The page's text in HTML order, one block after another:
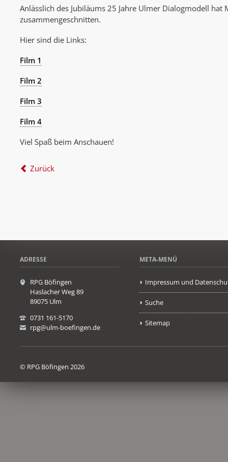
Anlässlich des Jubiläums 25 Jahre Ulmer Dialogmodell
zusammengeschnitten.
Hier sind die Links:
Film 1
Film 2
Film 3
Film 4
Viel Spaß beim Anschauen!
Zurück
ADRESSE
RPG Böfingen
Haslacher Weg 89
89075 Ulm
0731 161-5170
rpg@ulm-boefingen.de
META-MENÜ
Impressum und
Suche
Sitemap
© RPG Böfingen 2026